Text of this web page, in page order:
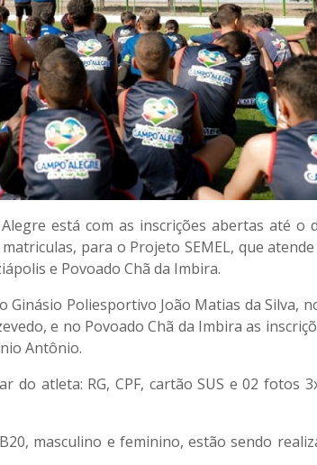
está com as inscrições abertas até o
para o Projeto SEMEL, que
e Povoado Chã da Imbira.
Ginásio Poliesportivo João Matias da Silva,
e no Povoado Chã da Imbira as
Antônio.
do atleta: RG, CPF, cartão SUS e 02 fotos
masculino e feminino, estão sendo